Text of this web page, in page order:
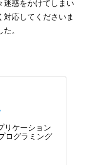
迷惑をかけてしまい
対応してくださいま
。
リケーション
ログラミング